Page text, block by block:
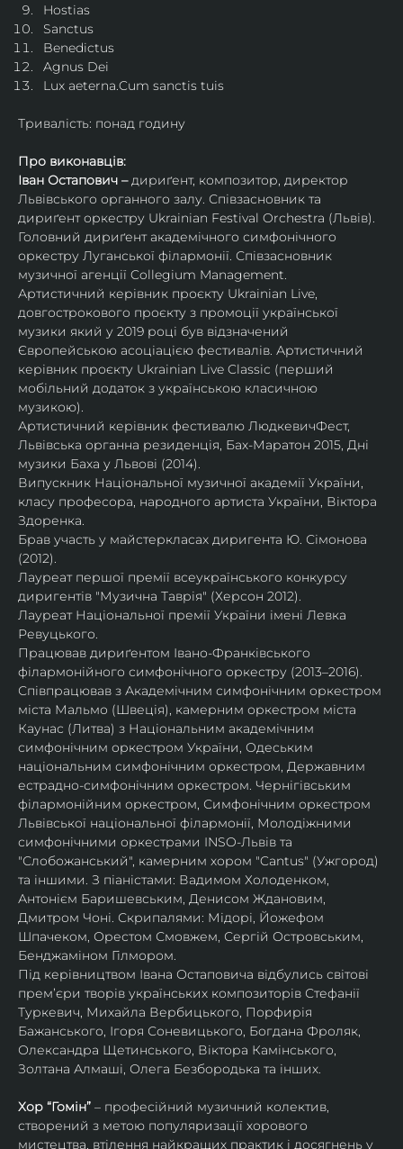
Hostias
Sanctus
Benedictus
Agnus Dei
Lux aeterna.Cum sanctis tuis
Тривалість: понад годину
Про виконавців:
Іван Остапович – дириґент, композитор, директор
Львівського органного залу. Співзасновник та
дириґент оркестру Ukrainian Festival Orchestra (Львів).
Головний дириґент академічного симфонічного
оркестру Луганської філармонії. Співзасновник
музичної агенції Collegium Management.
Артистичний керівник проєкту Ukrainian Live,
довгострокового проєкту з промоції української
музики який у 2019 році був відзначений
Європейською асоціацією фестивалів. Артистичний
керівник проєкту Ukrainian Live Classic (перший
мобільний додаток з українською класичною
музикою).
Артистичний керівник фестивалю ЛюдкевичФест,
Львівська органна резиденція, Бах-Маратон 2015, Дні
музики Баха у Львові (2014).
Випускник Національної музичної академії України,
класу професора, народного артиста України, Віктора
Здоренка.
Брав участь у майстеркласах диригента Ю. Сімонова
(2012).
Лауреат першої премії всеукраїнського конкурсу
диригентів "Музична Таврія" (Херсон 2012).
Лауреат Національної премії України імені Левка
Ревуцького.
Працював дириґентом Івано-Франківського
філармонійного симфонічного оркестру (2013–2016).
Співпрацював з Академічним симфонічним оркестром
міста Мальмо (Швеція), камерним оркестром міста
Каунас (Литва) з Національним академічним
симфонічним оркестром України, Одеським
національним симфонічним оркестром, Державним
естрадно-симфонічним оркестром. Чернігівським
філармонійним оркестром, Симфонічним оркестром
Львівської національної філармонії, Молодіжними
симфонічними оркестрами INSO-Львів та
"Слобожанський", камерним хором "Cantus" (Ужгород)
та іншими. З піаністами: Вадимом Холоденком,
Антонієм Баришевським, Денисом Ждановим,
Дмитром Чоні. Скрипалями: Мідорі, Йожефом
Шпачеком, Орестом Смовжем, Сергій Островським,
Бенджаміном Гілмором.
Під керівництвом Івана Остаповича відбулись світові
прем’єри творів українських композиторів Стефанії
Туркевич, Михайла Вербицького, Порфирія
Бажанського, Ігоря Соневицького, Богдана Фроляк,
Олександра Щетинського, Віктора Камінського,
Золтана Алмаші, Олега Безбородька та інших.
Хор “Гомін” – професійний музичний колектив,
створений з метою популяризації хорового
мистецтва, втілення найкращих практик і досягнень у